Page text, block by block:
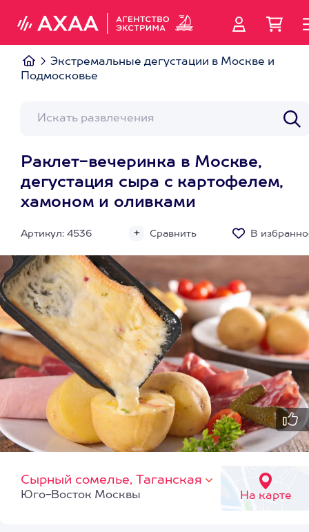
Экстремальные дегустации в Москве и
Подмосковье
Раклет-вечеринка в Москве,
дегустация сыра с картофелем,
хамоном и оливками
Артикул: 4536 Сравнить В
Сырный сомелье, Таганская
На карте
Юго-Восток Москвы